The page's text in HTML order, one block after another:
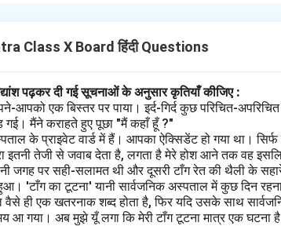
बाद हुई'
in PDF
Class X Board हिंदी Questions
पढ़कर दी गई सूचनाओं के अनुसार कृतियाँ कीजिए :
आपको एक बिस्तर पर पाया। इर्द-गिर्द कुछ परिचित-
गई। मैंने कराहते हुए पूछा "मैं कहाँ हूँ ?"
के प्राइवेट वार्ड में हैं। आपका ऐक्सिडेंट हो गया था।
इतनी तेजी से जवाब देता है, लगता है मेरे होश आने तक वह
जगह पर सही-सलामत थी और दूसरी टाँग रेत की थैली के
'टाँग का टूटना' यानी सार्वजनिक अस्पताल में कुछ दिन
ही एक खतरनाक शब्द होता है, फिर यदि उसके साथ
आ गया। अब मुझे यूँ लगा कि मेरी टाँग टूटना मात्र एक घटना है